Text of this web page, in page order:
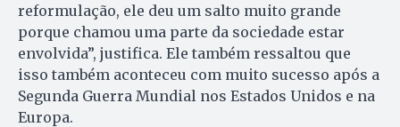
reformulação, ele deu um salto muito grande
porque chamou uma parte da sociedade estar
envolvida”, justifica. Ele também ressaltou que
isso também aconteceu com muito sucesso após a
Segunda Guerra Mundial nos Estados Unidos e na
Europa.